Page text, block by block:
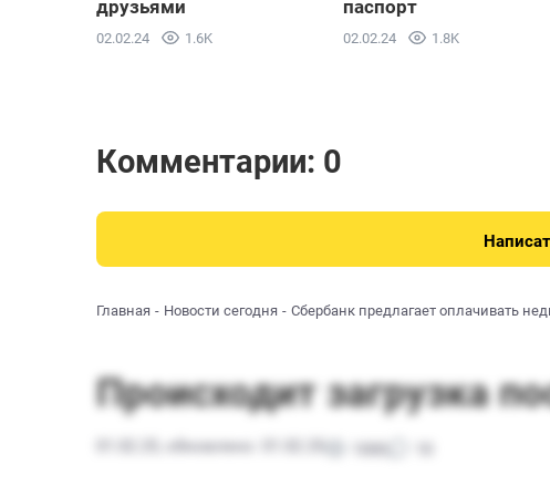
друзьями
02.02.24 1.6K
паспорт
02.02.24 1.8K
Комментарии: 0
Главная Новости сегодня Сбербанк предлагает оплачивать